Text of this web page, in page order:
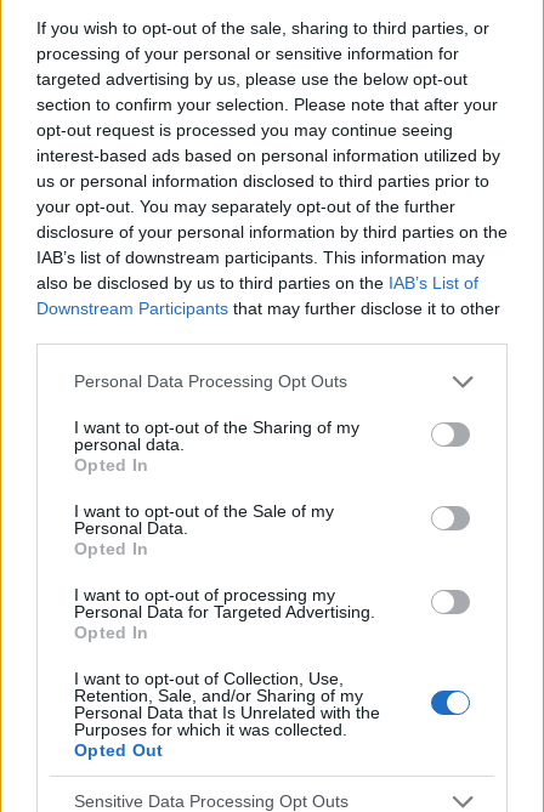
If you wish to opt-out of the sale, sharing to third parties, or
processing of your personal or sensitive information for
targeted advertising by us, please use the below opt-out
section to confirm your selection. Please note that after your
opt-out request is processed you may continue seeing
interest-based ads based on personal information utilized by
us or personal information disclosed to third parties prior to
your opt-out. You may separately opt-out of the further
disclosure of your personal information by third parties on the
IAB’s list of downstream participants. This information may
also be disclosed by us to third parties on the IAB’s List of
Downstream Participants that may further disclose it to other
Personal Data Processing Opt Outs
I want to opt-out of the Sharing of my
personal data.
Opted In
I want to opt-out of the Sale of my
Personal Data.
Opted In
I want to opt-out of processing my
Personal Data for Targeted Advertising.
Opted In
I want to opt-out of Collection, Use,
Retention, Sale, and/or Sharing of my
Personal Data that Is Unrelated with the
Purposes for which it was collected.
Opted Out
Sensitive Data Processing Opt Outs
bruzdy na głowie wyczuwalne pod palcem, czasem ja...
gość
Forum:Inne problemy dermatologiczne
Co to może być
Pomocy od jakiegoś czasu mam takie krostki na
napletku
Forum: Inne problemy dermatologiczne
Fałd skóry wystający z odbytu
Witajcie, od dawna było to bagatelizowane przeze
mnie, znajdując te forum i czując się anonimowo i
mniej wstydliwie postanawiam dowiedzieć się czym
jest ten dzyndzelek :( z góry dziękuję za odpowiedź.
gość
Forum:Inne problemy dermatologiczne